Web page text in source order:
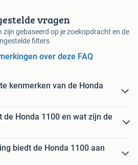
vragen
gebaseerd op je zoekopdracht en de
filters
over deze FAQ
kenmerken van de Honda
de Honda 1100 en wat zijn de
biedt de Honda 1100 aan